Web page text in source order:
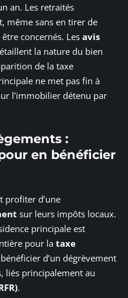
an. Les retraités
même sans en tirer de
concernés. Les avis
la nature du bien
de la taxe
ne met pas fin à
l’immobilier détenu par
:
en bénéficier
profiter d’une
sur leurs impôts locaux.
principale est
pour la taxe
d’un dégrèvement
liés principalement au
.